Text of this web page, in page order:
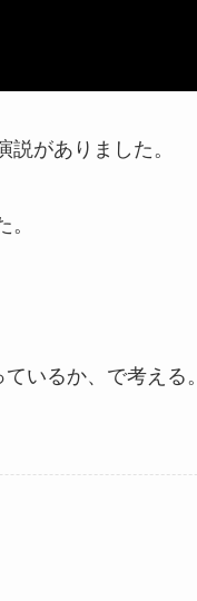
がありました。
いるか、で考える。